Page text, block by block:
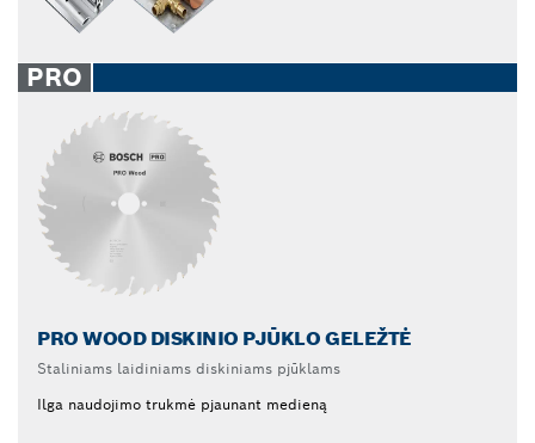
PRO
PRO WOOD DISKINIO PJŪKLO GELEŽTĖ
Staliniams laidiniams diskiniams pjūklams
Ilga naudojimo trukmė pjaunant medieną